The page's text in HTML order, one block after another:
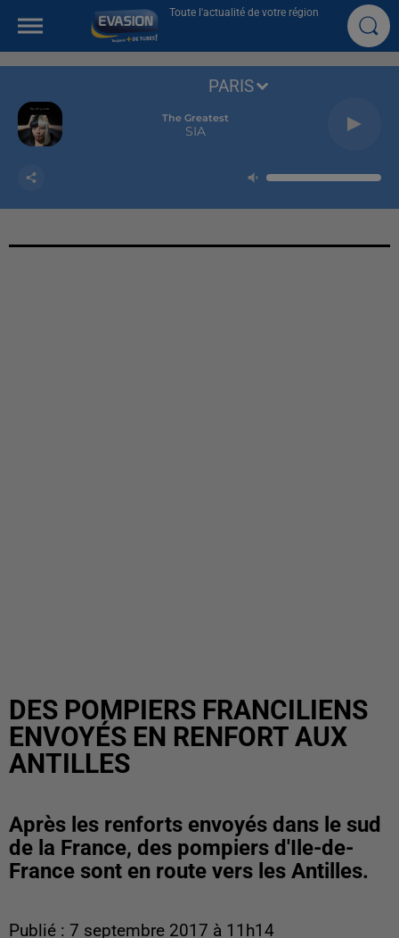
Toute l'actualité de votre région
The Greatest
SIA
PARIS
DES POMPIERS FRANCILIENS
ENVOYÉS EN RENFORT AUX
ANTILLES
Après les renforts envoyés dans le sud
de la France, des pompiers d'Ile-de-
France sont en route vers les Antilles.
Publié : 7 septembre 2017 à 11h14